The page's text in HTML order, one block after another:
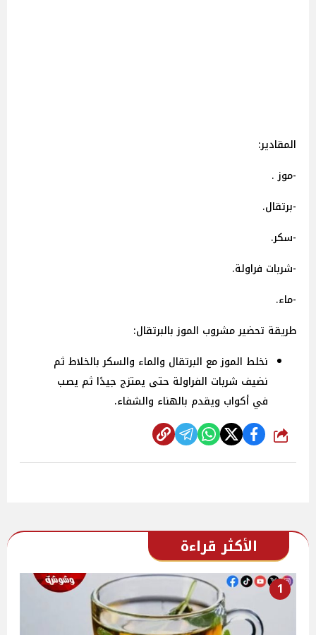
المقادير:
-موز .
-برتقال.
-سكر.
-شربات فراولة.
-ماء.
طريقة تحضير مشروب الموز بالبرتقال:
نخلط الموز مع البرتقال والماء والسكر بالخلاط ثم
نضيف شربات الفراولة حتى يمتزج جيدًا ثم يصب
في أكواب ويقدم بالهناء والشفاء.
شارك
الأكثر قراءة
1